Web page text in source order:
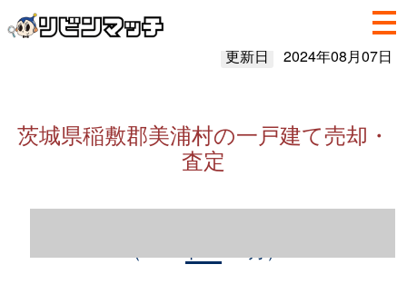
更新日 2024年08月07日
茨城県稲敷郡美浦村の一戸建て売却・
査定